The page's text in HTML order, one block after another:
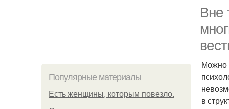
Вне
Популярные материалы
Есть женщины, которым повезло.
Можно
в